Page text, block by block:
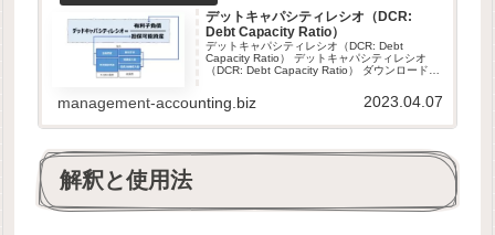
デットキャパシティレシオ（DCR:
Debt Capacity Ratio）
デットキャパシティレシオ（DCR: Debt
Capacity Ratio） デットキャパシティレシオ
（DCR: Debt Capacity Ratio） ダウンロード元
GDPR他のセキュリティ規則...
management-accounting.biz 2023.04.07
解釈と使用法